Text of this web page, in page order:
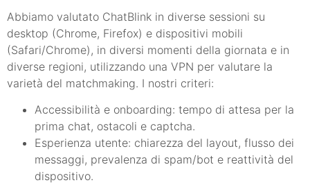
Abbiamo valutato ChatBlink in diverse sessioni su
desktop (Chrome, Firefox) e dispositivi mobili
(Safari/Chrome), in diversi momenti della giornata e in
diverse regioni, utilizzando una VPN per valutare la
varietà del matchmaking. I nostri criteri:
Accessibilità e onboarding: tempo di attesa per la
prima chat, ostacoli e captcha.
Esperienza utente: chiarezza del layout, flusso dei
messaggi, prevalenza di spam/bot e reattività del
dispositivo.